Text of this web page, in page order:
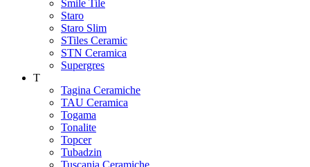
Smile Tile
Staro
Staro Slim
STiles Ceramic
STN Ceramica
Supergres
T
Tagina Ceramiche
TAU Ceramica
Togama
Tonalite
Topcer
Tubadzin
Tuscania Ceramiche